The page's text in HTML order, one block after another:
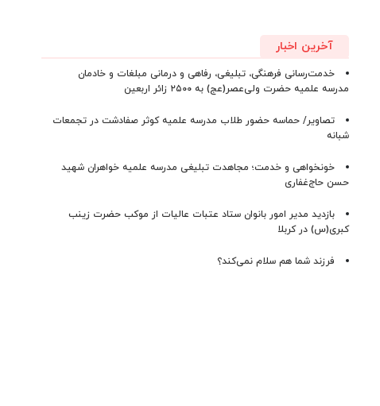
آخرین اخبار
خدمت‌رسانی فرهنگی، تبلیغی، رفاهی و درمانی مبلغات و خادمان
مدرسه علمیه حضرت ولی‌عصر(عج) به ۲۵۰۰ زائر اربعین
تصاویر/ حماسه حضور طلاب مدرسه علمیه کوثر صفادشت در تجمعات
شبانه
خونخواهی و خدمت؛ مجاهدت تبلیغی مدرسه علمیه خواهران شهید
حسن حاج‌غفاری
بازدید مدیر امور بانوان ستاد عتبات عالیات از موکب حضرت زینب
کبری(س) در کربلا
فرزند شما هم سلام نمی‌کند؟